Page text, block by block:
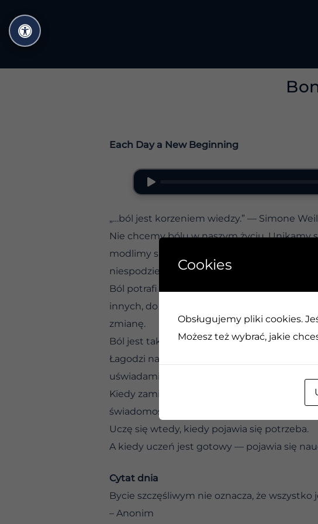
do
treści
Each Day a New Beginning
„…ból jest korzeniem wiedzy.” — Simone Weil
Nie chcemy bólu w naszym życiu.
modlimy się, aby ominęły nas wszystkie
niespodziewanie, czasem w dużej ilości.
Ból potrafi rozciągnąć nas do granic
innych, do rozważenia nowych wyborów w
zmianę.
Ból jest także naszym wspólnym
Łagodzi nasze serca wobec siebie
uświadamiamy sobie, jak bardzo siebie
Kiedy zamiast zaprzeczać bólowi uczymy
świadomość. Każdy problem, każdy kryzys
Uczę się wtedy, kiedy pojawia się potrzeba.
A kiedy uczeń jest gotowy — pojawia się
Cytat dnia
Bycie szczęśliwym nie oznacza, że wszystko
– Anonim
Cookies
Obsługujemy pliki cookies.
Możesz też wybrać, jakie